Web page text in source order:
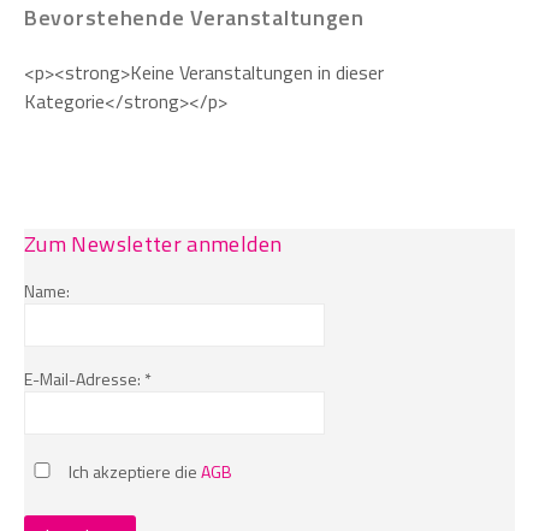
Bevorstehende Veranstaltungen
<p><strong>Keine Veranstaltungen in dieser
Kategorie</strong></p>
Zum Newsletter anmelden
Name:
E-Mail-Adresse: *
Ich akzeptiere dieAGB